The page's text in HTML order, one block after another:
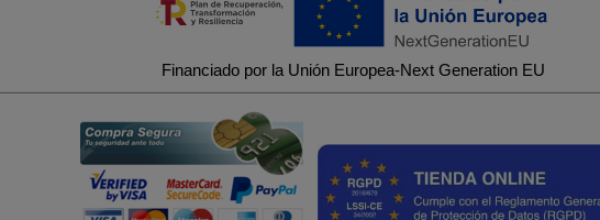
Financiado por la Unión Europea-Next Generation EU